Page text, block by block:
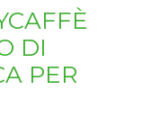
DI
PER